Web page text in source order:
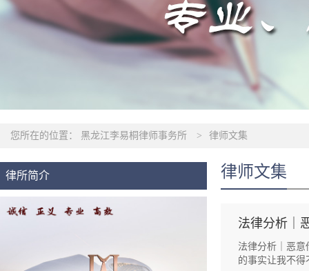
您所在的位置： 黑龙江李易桐律师事务所 > 律师文集
律所简介 律师文集
法律分析｜
法律分析｜恶
的事实让我不